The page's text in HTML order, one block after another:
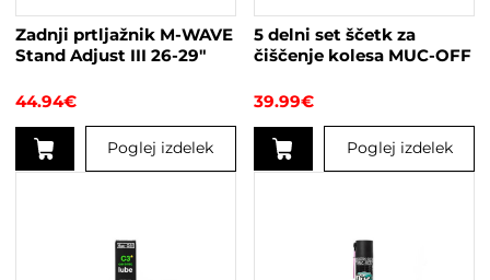
Zadnji prtljažnik M-WAVE
Stand Adjust III 26-29″
44.94€
Poglej izdelek
5 delni set ščetk za
čiščenje kolesa MUC-OFF
39.99€
Poglej izdelek